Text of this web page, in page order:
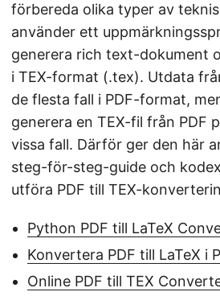
förbereda olika typer av
använder ett
generera rich text-dokument
i TEX-format (.tex). Utdata
de flesta fall i PDF-format,
generera en TEX-fil från PDF
vissa fall. Därför ger den här
steg-för-steg-guide och
utföra PDF till TEX-
Python PDF till LaTeX
Konvertera PDF till LaTeX i
Online PDF till TEX